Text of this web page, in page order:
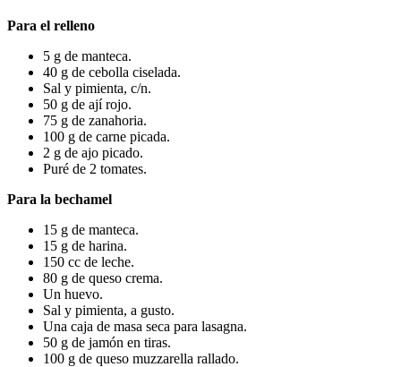
Para el relleno
5 g de manteca.
40 g de cebolla ciselada.
Sal y pimienta, c/n.
50 g de ají rojo.
75 g de zanahoria.
100 g de carne picada.
2 g de ajo picado.
Puré de 2 tomates.
Para la bechamel
15 g de manteca.
15 g de harina.
150 cc de leche.
80 g de queso crema.
Un huevo.
Sal y pimienta, a gusto.
Una caja de masa seca para lasagna.
50 g de jamón en tiras.
100 g de queso muzzarella rallado.